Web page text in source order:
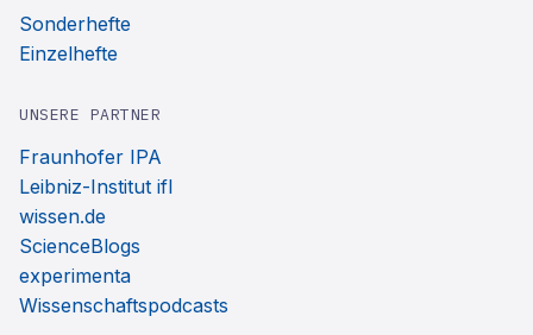
Sonderhefte
Einzelhefte
UNSERE PARTNER
Fraunhofer IPA
Leibniz-Institut ifl
wissen.de
ScienceBlogs
experimenta
Wissenschaftspodcasts